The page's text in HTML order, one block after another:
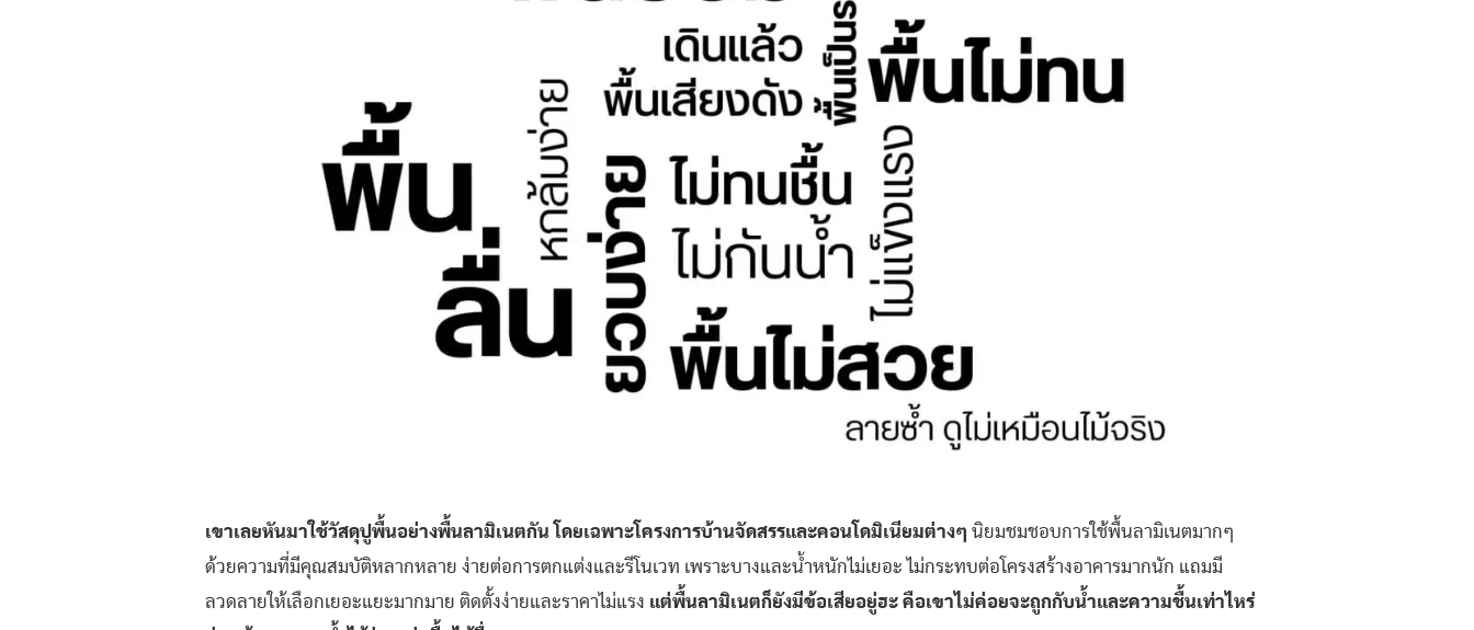
เขาเลยหันมาใช้วัสดุปูพื้นอย่างพื้นลามิเนตกัน โดยเฉพาะโครงการบ้านจัดสรรและคอนโดมิเนียมต่างๆ นิยมชมชอบการใช้พื้นลามิเนตมากๆ
ด้วยความที่มีคุณสมบัติหลากหลาย ง่ายต่อการตกแต่งและรีโนเวท เพราะบางและน้ำหนักไม่เยอะ ไม่กระทบต่อโครงสร้างอาคารมากนัก แถมมี
ลวดลายให้เลือกเยอะแยะมากมาย ติดตั้งง่ายและราคาไม่แรง แต่พื้นลามิเนตก็ยังมีข้อเสียอยู่ฮะ คือเขาไม่ค่อยจะถูกกับน้ำและความชื้นเท่าไหร่